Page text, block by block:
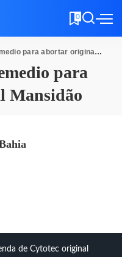
0
para abortar original Mansidão
para
Mansidão
de Cytotec original